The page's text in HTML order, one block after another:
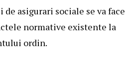
asigurari sociale se va face
normative existente la
ordin.